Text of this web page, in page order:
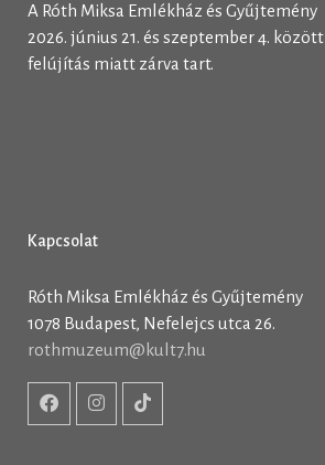
A Róth Miksa Emlékház és Gyűjtemény
2026. június 21. és szeptember 4. között
felújítás miatt zárva tart.
Kapcsolat
Róth Miksa Emlékház és Gyűjtemény
1078 Budapest, Nefelejcs utca 26.
rothmuzeum@kult7.hu